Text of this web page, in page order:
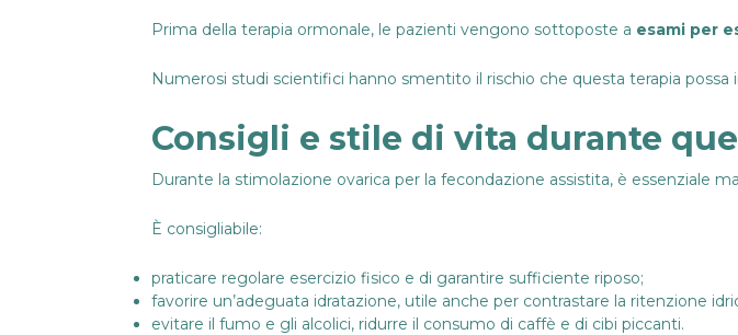
Prima della terapia ormonale, le pazienti vengono sottoposte a esami per
Numerosi studi scientifici hanno smentito il rischio che questa terapia possa
Consigli e stile di vita durante
Durante la stimolazione ovarica per la fecondazione assistita, è essenziale
È consigliabile:
praticare regolare esercizio fisico e di garantire sufficiente riposo;
favorire un’adeguata idratazione, utile anche per contrastare la ritenzione
evitare il fumo e gli alcolici, ridurre il consumo di caffè e di cibi piccanti.